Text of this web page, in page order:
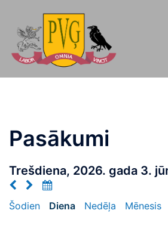
saturu
Pasākumi
Trešdiena, 2026. gada 3.
Šodien Diena Nedēļa Mēnesis